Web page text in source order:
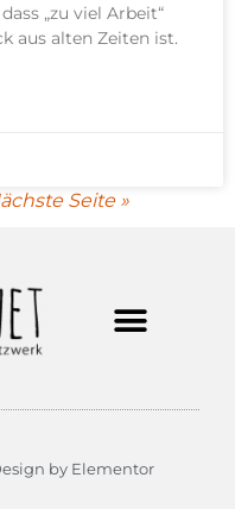
„zu viel Arbeit“
aus alten Zeiten ist.
Seite »
by Elementor